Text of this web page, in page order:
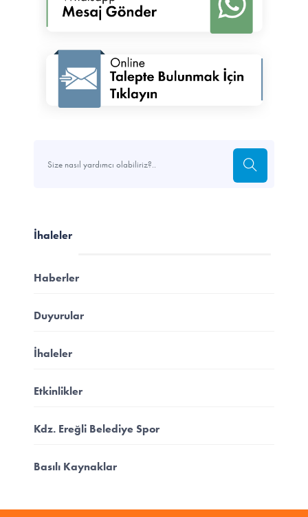
İhaleler
Haberler
Duyurular
İhaleler
Etkinlikler
Kdz. Ereğli Belediye Spor
Basılı Kaynaklar